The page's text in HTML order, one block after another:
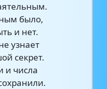
было,
и нет.
узнает
секрет.
и числа